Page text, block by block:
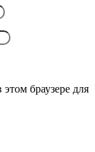
браузере для